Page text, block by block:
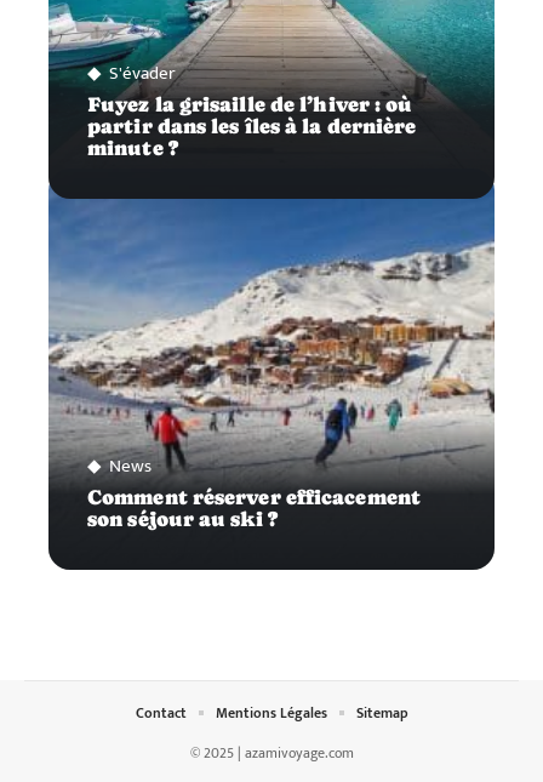
S'évader
Fuyez la grisaille de l’hiver : où
partir dans les îles à la dernière
minute ?
News
Comment réserver efficacement
son séjour au ski ?
© 2025 | azamivoyage.com
Contact Mentions Légales Sitemap